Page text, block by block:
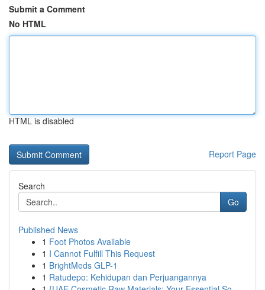
Submit a Comment
No HTML
HTML is disabled
Report Page
Search
Go
Published News
1 Foot Photos Available
1 I Cannot Fulfill This Request
1 BrightMeds GLP-1
1 Ratudepo: Kehidupan dan Perjuangannya